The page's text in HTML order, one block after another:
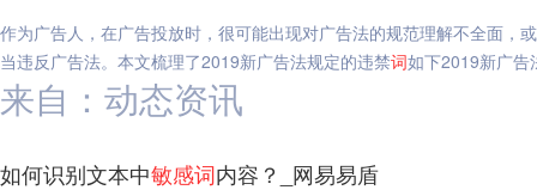
作为广告人，在广告投放时，很可能出现对广告法的规范理解不全面，
当违反广告法。本文梳理了2019新广告法规定的违禁词如下2019新广告
来自：动态资讯
如何识别文本中敏感词内容？_网易易盾